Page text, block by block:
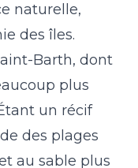
naturelle,
des îles.
Barth, dont
plus
un récif
des plages
au sable plus